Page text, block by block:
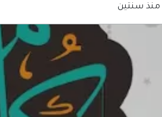
| منذ سنتين